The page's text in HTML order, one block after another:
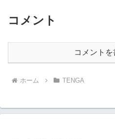
裏技を！この裏技を使えば、
TENGAのカップシリーズのよう
コメント
コメント
ホーム TENGA